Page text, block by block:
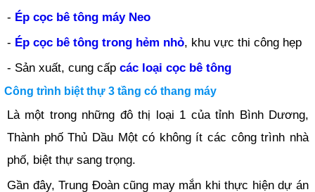
- Ép cọc bê tông máy Neo
- Ép cọc bê tông trong hẻm nhỏ, khu vực thi công hẹp
- Sản xuất, cung cấp các loại cọc bê tông
Công trình biệt thự 3 tầng có thang máy
Là một trong những đô thị loại 1 của tỉnh Bình Dương,
Thành phố Thủ Dầu Một có không ít các công trình nhà
phố, biệt thự sang trọng.
Gần đây, Trung Đoàn cũng may mắn khi thực hiện dự án